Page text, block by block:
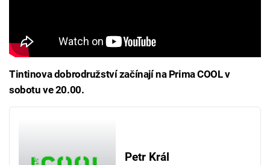
Tintinova dobrodružství začínají na Prima COOL v
sobotu ve 20.00.
Petr Král